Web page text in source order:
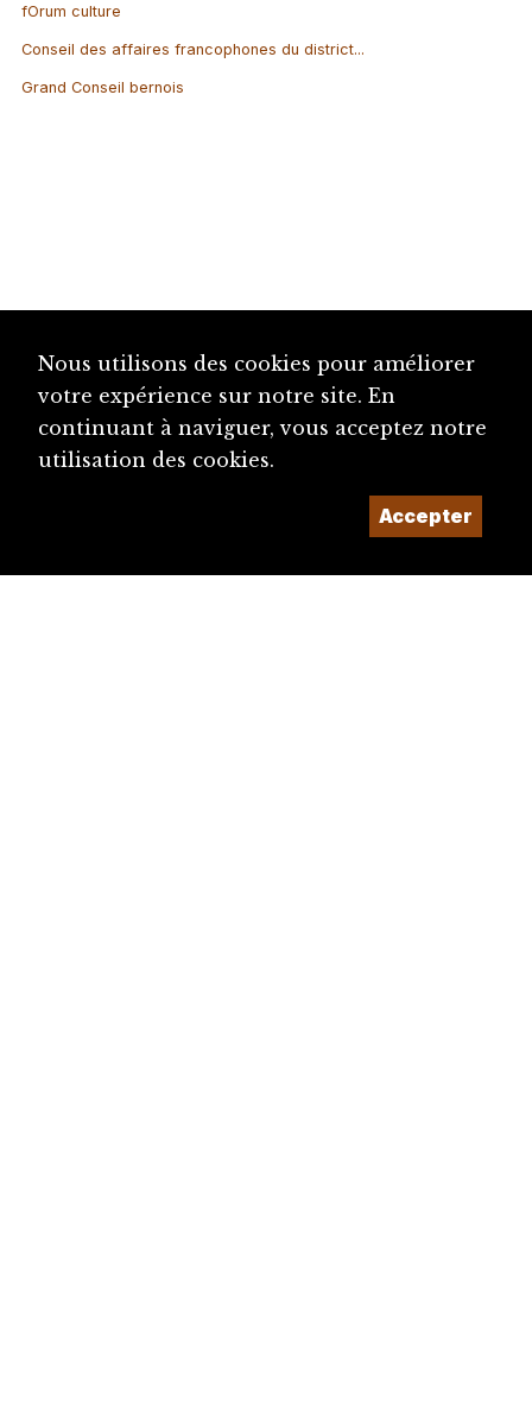
fOrum culture
Conseil des affaires francophones du district...
Grand Conseil bernois
Nous utilisons des cookies pour améliorer
votre expérience sur notre site. En
continuant à naviguer, vous acceptez notre
utilisation des cookies.
Accepter